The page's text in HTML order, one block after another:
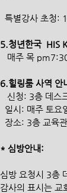
특별강사 초청
5.청년한국  HIS
매주 목
6.힐링룸 사역 안
신청: 3층 데
일시: 매주 토
  장소: 3층 교육관
* 심방안내:
심방 요청시 3층
감사의 표시는 교